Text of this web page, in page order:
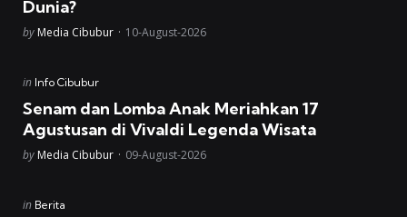
Dunia?
Posted
by Media Cibubur 10-August-2026
Posted
in Info Cibubur
Senam dan Lomba Anak Meriahkan 17
Agustusan di Vivaldi Legenda Wisata
Posted
by Media Cibubur 09-August-2026
Posted
in Berita